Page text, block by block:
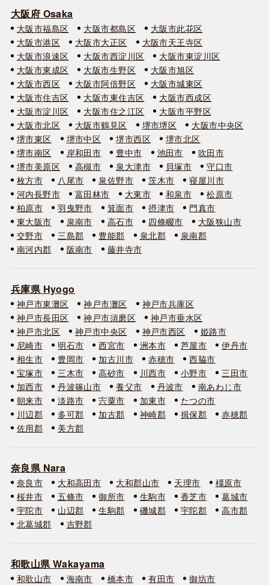
大阪府 Osaka
大阪市福島区 大阪市都島区
大阪市此花区
大阪市港区
大阪市大正区
大阪市天王寺区
大阪市浪速区
大阪市西淀川区
大阪市東淀川区
大阪市東成区
大阪市生野区
大阪市旭区
大阪市西区
大阪市阿倍野区
大阪市城東区
大阪市住吉区
大阪市東住吉区
大阪市西成区
大阪市淀川区
大阪市住之江区
大阪市平野区
大阪市北区
大阪市鶴見区 堺市堺区
大阪市中央区
堺市東区
堺市中区 堺市西区
堺市北区
堺市南区
岸和田市 豊中市 池田市
吹田市
堺市美原区
高槻市 泉大津市 貝塚市
守口市
枚方市
八尾市 泉佐野市 茨木市
寝屋川市
河内長野市
富田林市 大東市 和泉市
松原市
柏原市
羽曳野市 箕面市 摂津市
門真市
東大阪市
泉南市 高石市 四條畷市
大阪狭山市
交野市
三島郡 豊能郡 泉北郡
泉南郡
南河内郡
阪南市 藤井寺市
兵庫県 Hyogo
神戸市東灘区 神戸市灘区
神戸市兵庫区
神戸市長田区
神戸市須磨区
神戸市垂水区
神戸市北区
神戸市中央区 神戸市西区
姫路市
尼崎市
明石市 西宮市 洲本市 芦屋市
伊丹市
相生市
豊岡市 加古川市 赤穂市
西脇市
宝塚市
三木市 高砂市 川西市 小野市
三田市
加西市
丹波篠山市 養父市 丹波市
南あわじ市
朝来市
淡路市 宍粟市 加東市
たつの市
川辺郡
多可郡 加古郡 神崎郡 揖保郡
赤穂郡
佐用郡
美方郡
奈良県 Nara
奈良市 大和高田市 大和郡山市 天理市
橿原市
桜井市
五條市 御所市 生駒市 香芝市
葛城市
宇陀市
山辺郡 生駒郡 磯城郡 宇陀郡
高市郡
北葛城郡
吉野郡
和歌山県 Wakayama
和歌山市 海南市 橋本市 有田市
御坊市